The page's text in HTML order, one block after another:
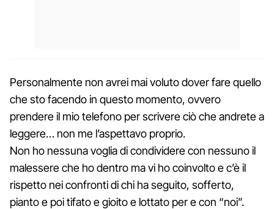
Personalmente non avrei mai voluto dover fare quello
che sto facendo in questo momento, ovvero
prendere il mio telefono per scrivere ciò che andrete a
leggere… non me l’aspettavo proprio.
Non ho nessuna voglia di condividere con nessuno il
malessere che ho dentro ma vi ho coinvolto e c’è il
rispetto nei confronti di chi ha seguito, sofferto,
pianto e poi tifato e gioito e lottato per e con “noi”.